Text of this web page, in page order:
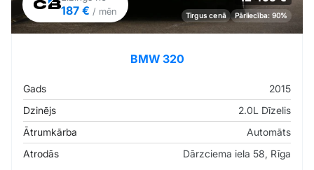
187 € / mēn Tirgus cenā Pārliecība: 90%
BMW 320
Gads
2015
Dzinējs
2.0L Dīzelis
Ātrumkārba
Automāts
Atrodās
Dārzciema iela 58, Rīga